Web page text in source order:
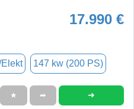
17.990 €
147 kw (200 PS)
★ ➦ ➜